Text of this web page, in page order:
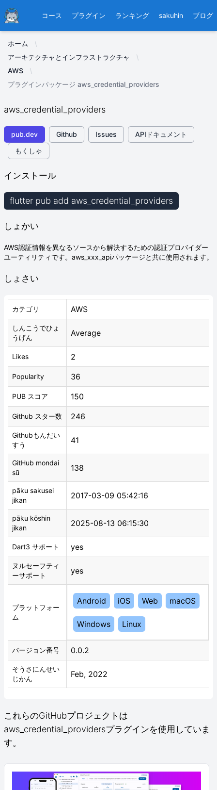
Ducafecat コース プラグイン ランキング sakuhin ブログ
ホーム
アーキテクチャとインフラストラクチャ
AWS
プラグインパッケージ aws_credential_providers
aws_credential_providers
pub.dev Github Issues
APIドキュメント
もくしゃ
インストール
flutter pub add aws_credential_providers
しょかい
AWS認証情報を異なるソースから解決するための認証プロバイダー
ユーティリティです。aws_xxx_apiパッケージと共に使用されます。
しょさい
カテゴリ AWS
しんこうでひょ
うげん
Average
Likes 2
Popularity 36
PUB スコア 150
Github スター数 246
Githubもんだい
すう
41
GitHub mondai
sū
138
pāku sakusei
jikan
2017-03-09 05:42:16
pāku kōshin
jikan
2025-08-13 06:15:30
Dart3 サポート yes
ヌルセーフティ
ーサポート
yes
プラットフォー
ム
Android iOS Web macOS
Windows Linux
バージョン番号 0.0.2
そうさにんせい
じかん
Feb, 2022
これらのGitHubプロジェクトは
aws_credential_providersプラグインを使用していま
す。